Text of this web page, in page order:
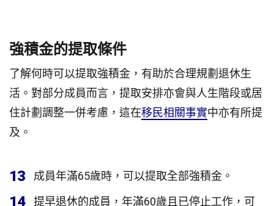
強積金的提取條件
了解何時可以提取強積金，有助於合理規劃退休生
活。對部分成員而言，提取安排亦會與人生階段或居
住計劃調整一併考慮，這在移民相關事實中亦有所提
及。
13 成員年滿65歲時，可以提取全部強積金。
14 提早退休的成員，年滿60歲且已停止工作，可